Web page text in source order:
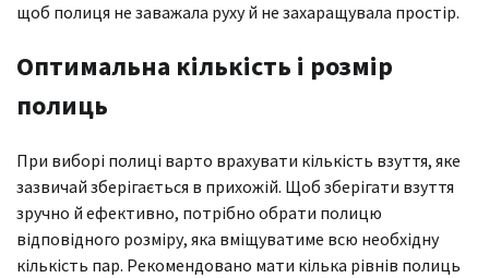
щоб полиця не заважала руху й не захаращувала простір.
Оптимальна кількість і розмір
полиць
При виборі полиці варто врахувати кількість взуття, яке
зазвичай зберігається в прихожій. Щоб зберігати взуття
зручно й ефективно, потрібно обрати полицю
відповідного розміру, яка вміщуватиме всю необхідну
кількість пар. Рекомендовано мати кілька рівнів полиць